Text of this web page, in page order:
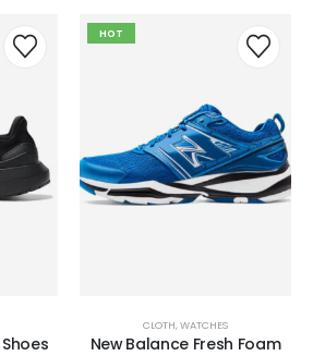
Foam
CLOTH,WATCHES
Panelled Lace-Up Sneakers